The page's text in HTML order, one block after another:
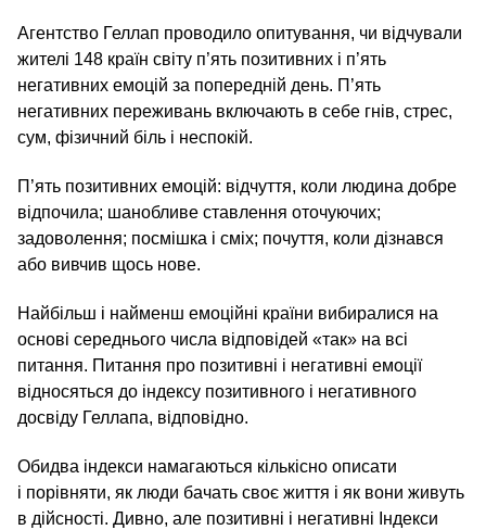
Агентство Геллап проводило опитування, чи відчували
жителі 148 країн світу п’ять позитивних і п’ять
негативних емоцій за попередній день. П’ять
негативних переживань включають в себе гнів, стрес,
сум, фізичний біль і неспокій.
П’ять позитивних емоцій: відчуття, коли людина добре
відпочила; шанобливе ставлення оточуючих;
задоволення; посмішка і сміх; почуття, коли дізнався
або вивчив щось нове.
Найбільш і найменш емоційні країни вибиралися на
основі середнього числа відповідей «так» на всі
питання. Питання про позитивні і негативні емоції
відносяться до індексу позитивного і негативного
досвіду Геллапа, відповідно.
Обидва індекси намагаються кількісно описати
і порівняти, як люди бачать своє життя і як вони живуть
в дійсності. Дивно, але позитивні і негативні Індекси